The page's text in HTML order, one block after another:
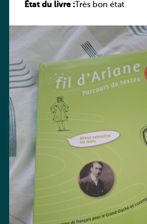
État du livre :Très bon état